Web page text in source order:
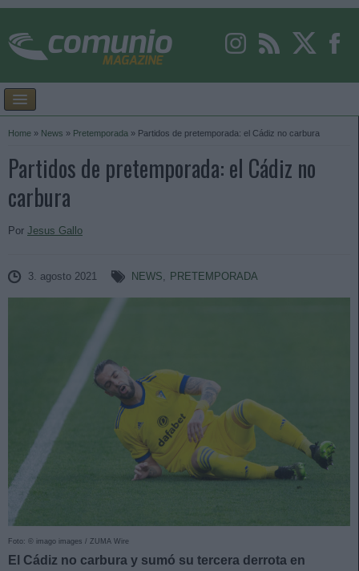
Home » News » Pretemporada » Partidos de pretemporada: el Cádiz no carbura
Partidos de pretemporada: el Cádiz no
carbura
Por Jesus Gallo
3. agosto 2021 NEWS, PRETEMPORADA
Foto: © imago images / ZUMA Wire
El Cádiz no carbura y sumó su tercera derrota en